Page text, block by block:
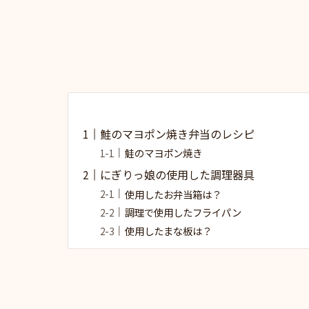
鮭のマヨポン焼き弁当のレシピ
鮭のマヨポン焼き
にぎりっ娘の使用した調理器具
使用したお弁当箱は？
調理で使用したフライパン
使用したまな板は？